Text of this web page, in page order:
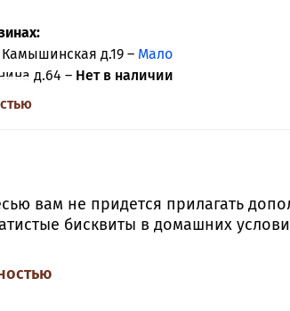
Камышинская д.19 – Мало
д.64 – Нет в наличии
вам не придется прилагать
бисквиты в домашних
перемешайте все ингредиенты